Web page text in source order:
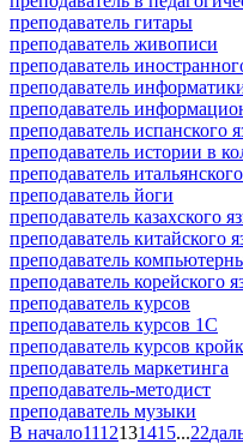
преподаватель гитары
преподаватель живописи
преподаватель
преподаватель
преподаватель
преподаватель испанского
преподаватель истории в
преподаватель
преподаватель йоги
преподаватель казахского
преподаватель китайского
преподаватель
преподаватель корейского
преподаватель курсов
преподаватель курсов 1С
преподаватель курсов
преподаватель маркетинга
преподаватель-методист
преподаватель музыки
В начало1112131415...22